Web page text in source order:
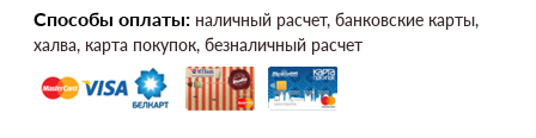
Способы оплаты: наличный расчет, банковские карты,
халва, карта покупок, безналичный расчет